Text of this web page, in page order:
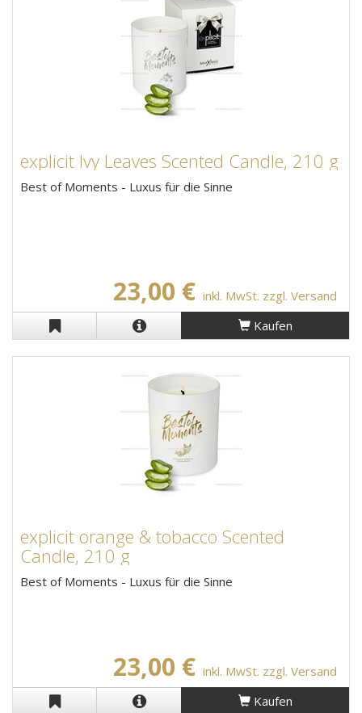
explicit Ivy Leaves Scented Candle, 210 g
Best of Moments - Luxus für die Sinne
23,00 € inkl. MwSt. zzgl. Versand
Kaufen
explicit orange & tobacco Scented
Candle, 210 g
Best of Moments - Luxus für die Sinne
23,00 € inkl. MwSt. zzgl. Versand
Kaufen